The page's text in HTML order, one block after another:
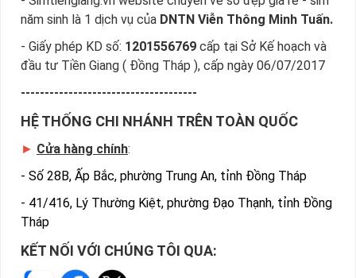
năm sinh là 1 dịch vụ của DNTN Viễn Thông Minh Tuấn.
- Giấy phép KD số: 1201556769 cấp tại Sở Kế hoạch và
đầu tư Tiền Giang ( Đồng Tháp ), cấp ngày 06/07/2017
-------------------------------------
HỆ THỐNG CHI NHÁNH TRÊN TOÀN QUỐC
► Cửa hàng chính:
- Số 28B, Ấp Bắc, phường Trung An, tỉnh Đồng Tháp
- 41/416, Lý Thường Kiệt, phường Đạo Thạnh, tỉnh Đồng
Tháp
KẾT NỐI VỚI CHÚNG TÔI QUA: